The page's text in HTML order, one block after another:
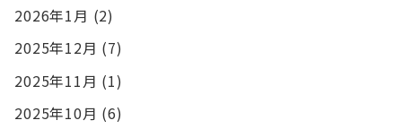
2026年1月 (2)
2025年12月 (7)
2025年11月 (1)
2025年10月 (6)